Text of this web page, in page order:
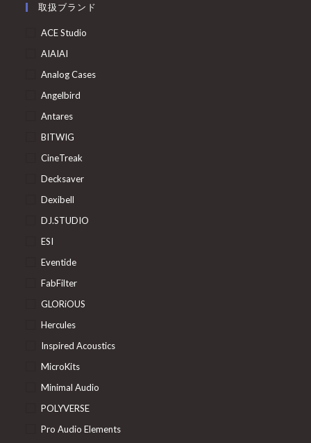
取扱ブランド
ACE Studio
AIAIAI
Analog Cases
Angelbird
Antares
BITWIG
CineTreak
Decksaver
Dexibell
DJ.STUDIO
ESI
Eventide
FabFilter
GLORiOUS
Hercules
Inspired Acoustics
MicroKits
Minimal Audio
POLYVERSE
Pro Audio Elements